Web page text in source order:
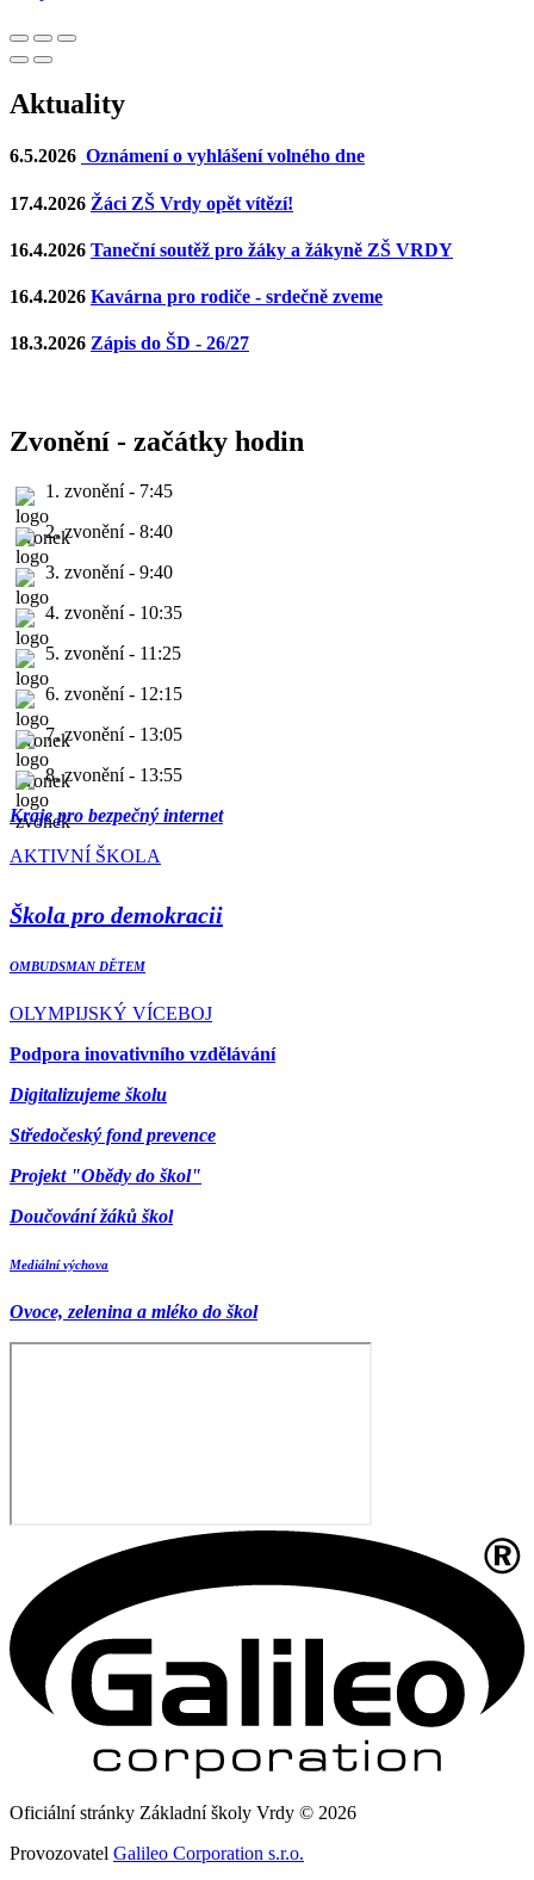
Aktuality
6.5.2026 Oznámení o vyhlášení volného dne
17.4.2026 Žáci ZŠ Vrdy opět vítězí!
16.4.2026 Taneční soutěž pro žáky a žákyně ZŠ VRDY
16.4.2026 Kavárna pro rodiče - srdečně zveme
18.3.2026 Zápis do ŠD - 26/27
Zvonění - začátky hodin
1. zvonění - 7:45
2. zvonění - 8:40
3. zvonění - 9:40
4. zvonění - 10:35
5. zvonění - 11:25
6. zvonění - 12:15
7. zvonění - 13:05
8. zvonění - 13:55
Kraje pro bezpečný internet
AKTIVNÍ ŠKOLA
Škola pro demokracii
OMBUDSMAN DĚTEM
OLYMPIJSKÝ VÍCEBOJ
Podpora inovativního vzdělávání
Digitalizujeme školu
Středočeský fond prevence
Projekt "Obědy do škol"
Doučování žáků škol
Mediální výchova
Ovoce, zelenina a mléko do škol
Oficiální stránky Základní školy Vrdy © 2026
Provozovatel Galileo Corporation s.r.o.